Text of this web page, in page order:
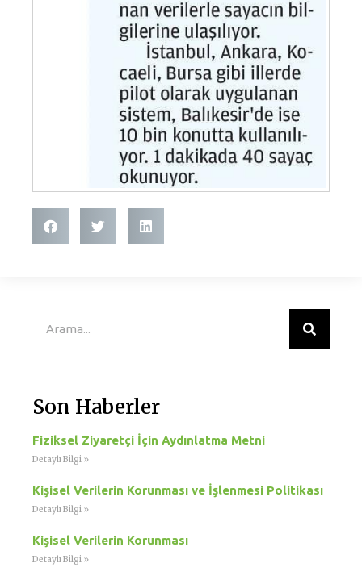
Son Haberler
Fiziksel Ziyaretçi İçin Aydınlatma Metni
Detaylı Bilgi »
Kişisel Verilerin Korunması ve İşlenmesi Politikası
Detaylı Bilgi »
Kişisel Verilerin Korunması
Detaylı Bilgi »